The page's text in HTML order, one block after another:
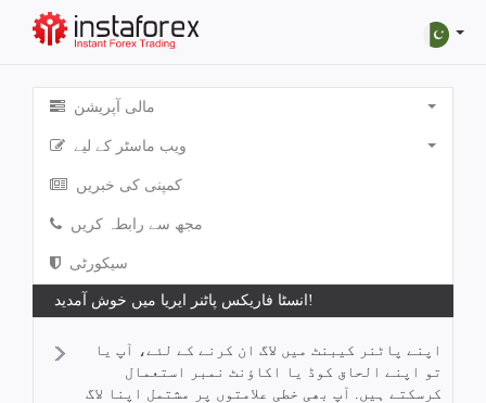
مالی آپریشن
ویب ماسٹر کے لیے
کمپنی کی خبریں
مجھ سے رابطہ کریں
سیکورٹی
انسٹا فاریکس پاٹنر ایریا میں خوش آمدید!
اپنے پاٹنر کیبنٹ میں لاگ ان کرنے کے لئے، آپ یا
تو اپنے الحاق کوڈ یا اکاؤنٹ نمبر استعمال
کرسکتے ہیں. آپ بھی خطی علامتوں پر مشتمل اپنا لاگ